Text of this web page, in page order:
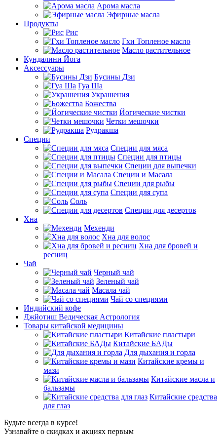
Арома масла
Эфирные масла
Продукты
Рис
Гхи Топленое масло
Масло растительное
Кундалини Йога
Аксессуары
Бусины Дзи
Гуа Ша
Украшения
Божества
Йогические чистки
Четки мешочки
Рудракша
Специи
Специи для мяса
Специи для птицы
Специи для выпечки
Специи и Масала
Специи для рыбы
Специи для супа
Соль
Специи для десертов
Хна
Мехенди
Хна для волос
Хна для бровей и
ресниц
Чай
Черный чай
Зеленый чай
Масала чай
Чай со специями
Индийский кофе
Джйотиш Ведическая Астрология
Товары китайской медицины
Китайские пластыри
Китайские БАДы
Для дыхания и горла
Китайские кремы и
мази
Китайские масла и
бальзамы
Китайские средства
для глаз
Будьте всегда в курсе!
Узнавайте о скидках и акциях первым